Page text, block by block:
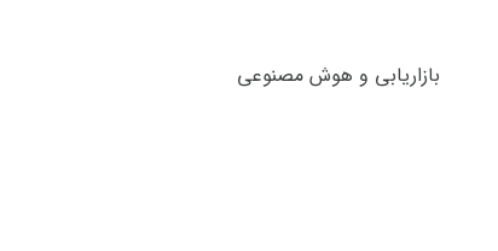
بازاریابی و هوش مصنوعی